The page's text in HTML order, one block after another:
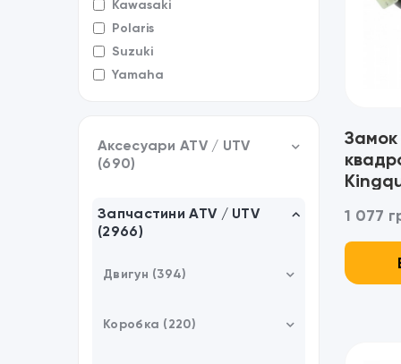
Kawasaki
Polaris
Suzuki
Yamaha
Аксесуари ATV / UTV
(690)
Кофри (91)
Запчастини ATV / UTV
(2966)
Двигун (394)
Головка циліндра ГБЦ (8)
Коробка (220)
1 077